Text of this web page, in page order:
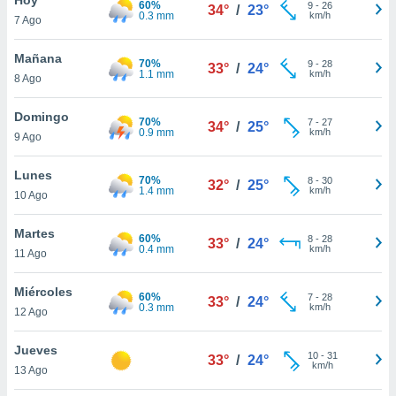
en
más
nuestra
de
cookies
aceptar
7 Ago
60%
0.3 mm
34° / 23° 9- 26
km/h
Mañana
8 Ago
70%
1.1 mm
33° / 24° 9- 28
km/h
Domingo
9 Ago
70%
0.9 mm
34° / 25° 7- 27
km/h
Lunes
10 Ago
70%
1.4 mm
32° / 25° 8- 30
km/h
Martes
11 Ago
60%
0.4 mm
33° / 24° 8- 28
km/h
Miércoles
12 Ago
60%
0.3 mm
33° / 24° 7- 28
km/h
Jueves
13 Ago
33° / 24° 10- 31
km/h